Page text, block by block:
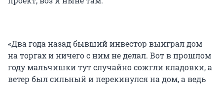
«Два года назад бывший инвестор выиграл дом
на торгах и ничего с ним не делал. Вот в прошлом
году мальчишки тут случайно сожгли кладовки, а
ветер был сильный и перекинулся на дом, а ведь